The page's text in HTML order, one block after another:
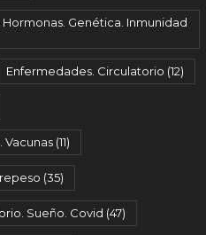
Genética. Inmunidad
Enfermedades. Circulatorio (12)
(11)
(35)
Sueño. Covid (47)